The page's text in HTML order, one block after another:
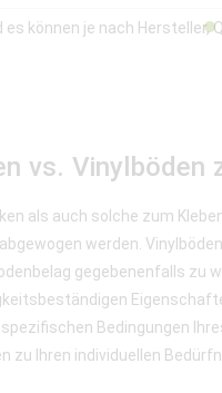
es können je nach
vs. Vinylböden
als auch solche zum
werden.
gegebenenfalls zu
Bedingungen
zu Ihren individuellen